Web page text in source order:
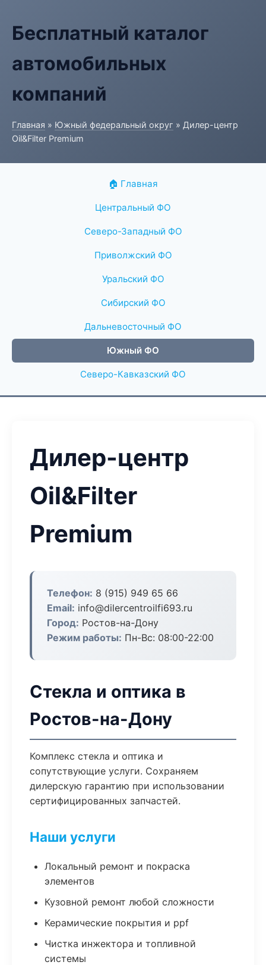
Бесплатный каталог
автомобильных
компаний
Главная » Южный федеральный округ » Дилер-центр
Oil&Filter Premium
🏠 Главная
Центральный ФО
Северо-Западный ФО
Приволжский ФО
Уральский ФО
Сибирский ФО
Дальневосточный ФО
Южный ФО
Северо-Кавказский ФО
Дилер-центр
Oil&Filter
Premium
Телефон: 8 (915) 949 65 66
Email: info@dilercentroilfi693.ru
Город: Ростов-на-Дону
Режим работы: Пн-Вс: 08:00-22:00
Стекла и оптика в
Ростов-на-Дону
Комплекс стекла и оптика и
сопутствующие услуги. Сохраняем
дилерскую гарантию при использовании
сертифицированных запчастей.
Наши услуги
Локальный ремонт и покраска
элементов
Кузовной ремонт любой сложности
Керамические покрытия и ppf
Чистка инжектора и топливной
системы